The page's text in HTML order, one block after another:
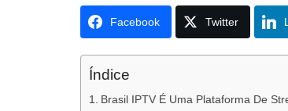
Facebook Twitter
Índice
Brasil IPTV É Uma Plataforma De